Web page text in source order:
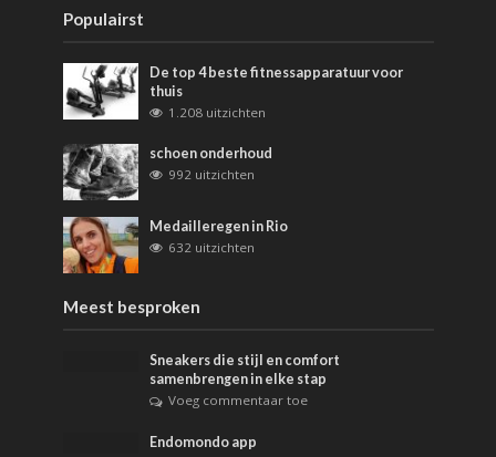
Populairst
De top 4 beste fitnessapparatuur voor
thuis
1.208 uitzichten
schoen onderhoud
992 uitzichten
Medailleregen in Rio
632 uitzichten
Meest besproken
Sneakers die stijl en comfort
samenbrengen in elke stap
Voeg commentaar toe
Endomondo app